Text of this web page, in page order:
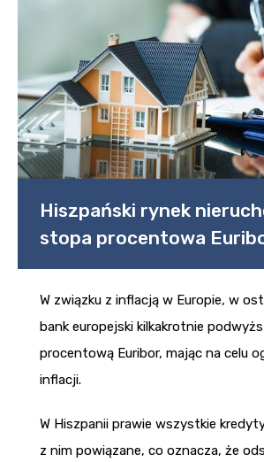
Hiszpański rynek
stopa procentowa
W związku z inflacją w Europie, w
bank europejski kilkakrotnie
procentową Euribor, mając na celu
inflacji.
W Hiszpanii prawie wszystkie
z nim powiązane, co oznacza, że